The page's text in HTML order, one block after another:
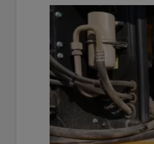
© L. Vimond
Après une année 2024
France continuent de baisser. En
2024 (1 416 unités).
Evolution des
neuves en France